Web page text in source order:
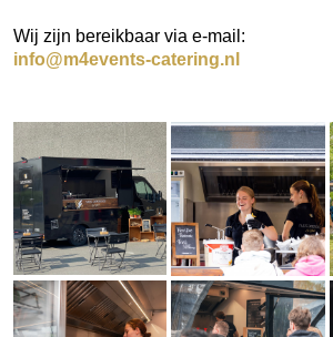
Wij zijn bereikbaar via e-mail:
info@m4events-catering.nl